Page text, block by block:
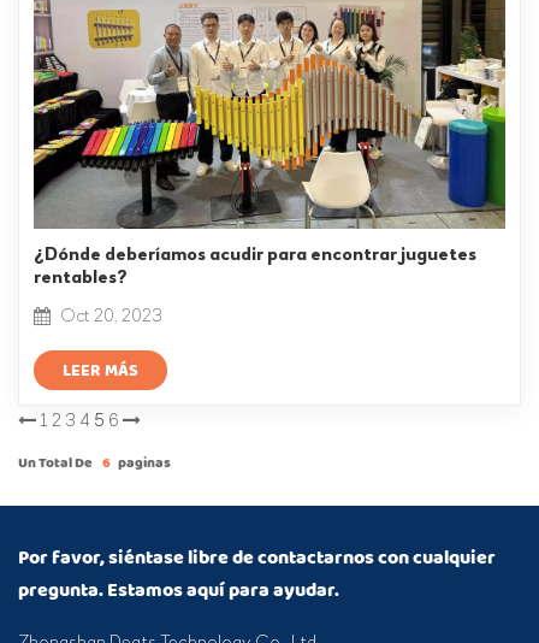
¿Dónde deberíamos acudir para encontrar juguetes
rentables?
Oct 20, 2023
LEER MÁS
1 2 3 4 5 6
Un Total De 6 Paginas
Por favor, siéntase libre de contactarnos con cualquier
pregunta. Estamos aquí para ayudar.